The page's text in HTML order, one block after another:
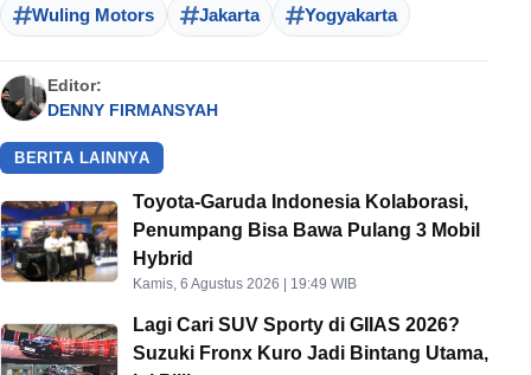
Wuling Motors Jakarta Yogyakarta
Editor:
DENNY FIRMANSYAH
BERITA LAINNYA
Toyota-Garuda Indonesia Kolaborasi,
Penumpang Bisa Bawa Pulang 3 Mobil
Hybrid
Kamis, 6 Agustus 2026 | 19:49 WIB
Lagi Cari SUV Sporty di GIIAS 2026?
Suzuki Fronx Kuro Jadi Bintang Utama,